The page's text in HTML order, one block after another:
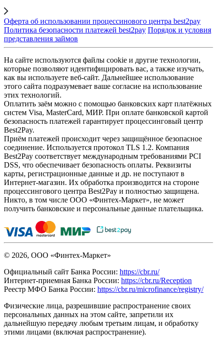
Оферта об использовании процессинового центра best2pay
Политика безопасности платежей best2pay Порядок и условия
представления займов
На сайте используются файлы cookie и другие технологии,
которые позволяют идентифицировать вас, а также изучать,
как вы используете веб-сайт. Дальнейшее использование
этого сайта подразумевает ваше согласие на использование
этих технологий.
Оплатить заём можно с помощью банковских карт платёжных
систем Visa, MasterCard, МИР. При оплате банковской картой
безопасность платежей гарантирует процессинговый центр
Best2Pay.
Приём платежей происходит через защищённое безопасное
соединение. Используется протокол TLS 1.2. Компания
Best2Pay соответствует международным требованиями PCI
DSS, что обеспечивает безопасность оплаты. Реквизиты
карты, регистрационные данные и др. не поступают в
Интернет-магазин. Их обработка производится на стороне
процессингового центра Best2Pay и полностью защищена.
Никто, в том числе ООО «Финтех-Маркет», не может
получить банковские и персональные данные плательщика.
© 2026, ООО «Финтех-Маркет»
Официальный сайт Банка России: https://cbr.ru/
Интернет-приемная Банка России: https://cbr.ru/Reception
Реестр МФО Банка России: https://cbr.ru/microfinance/registry/
Физические лица, разрешившие распространение своих
персональных данных на этом сайте, запретили их
дальнейшую передачу любым третьим лицам, и обработку
этими лицами (включая распространение).